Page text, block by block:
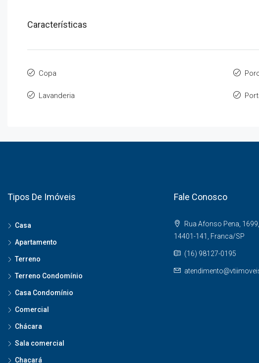
Características
Copa
Lavanderia
Tipos De Imóveis
Casa
Apartamento
Terreno
Terreno Condomínio
Casa Condomínio
Comercial
Chácara
Sala comercial
Chacará
Fale Conosco
Rua Afonso Pena,
14401-141, Franca/SP
(16) 98127-0195